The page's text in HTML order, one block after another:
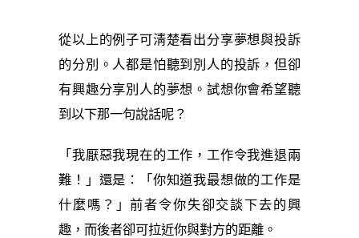
從以上的例子可淸楚看出分享夢想與投訴
的分別。人都是怕聽到別人的投訴，但卻
有興趣分享別人的夢想。 試想你會希望聽
到以下那一句說話呢？
「我厭惡我現在的工作，工作令我進退兩
難！」還是：「你知道我最想做的工作是
什麼嗎？」前者令你失卻交談下去的興
趣，而後者卻可拉近你與對方的距離。